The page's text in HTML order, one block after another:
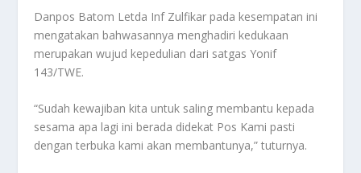
Danpos Batom Letda Inf Zulfikar pada kesempatan ini
mengatakan bahwasannya menghadiri kedukaan
merupakan wujud kepedulian dari satgas Yonif
143/TWE.
“Sudah kewajiban kita untuk saling membantu kepada
sesama apa lagi ini berada didekat Pos Kami pasti
dengan terbuka kami akan membantunya,” tuturnya.